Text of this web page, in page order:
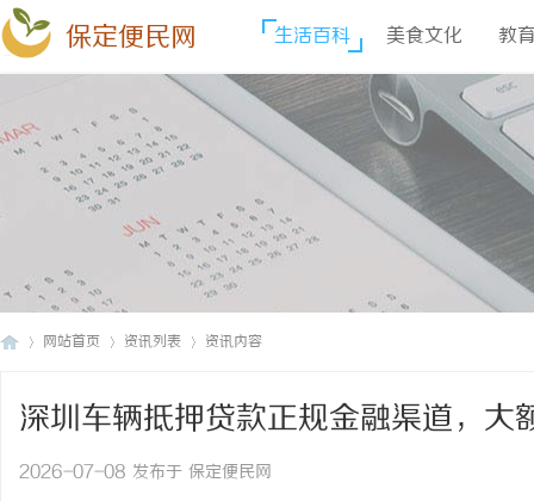
保定便民网 生活百科 美食文化 教
网站首页 资讯列表 资讯内容
深圳车辆抵押贷款正规金融渠道，大
2026-07-08 发布于 保定便民网